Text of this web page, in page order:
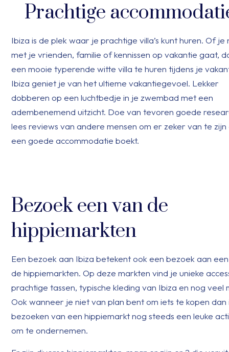
Prachtige
Ibiza is de plek waar je prachtige villa’s kunt huren. Of je
met je vrienden, familie of kennissen op vakantie gaat,
een mooie typerende witte villa te huren tijdens je
Ibiza geniet je van het ultieme vakantiegevoel. Lekker
dobberen op een luchtbedje in je zwembad met een
adembenemend uitzicht. Doe van tevoren goede
lees reviews van andere mensen om er zeker van te
een goede accommodatie boekt.
Bezoek een van de
hippiemarkten
Een bezoek aan Ibiza betekent ook een bezoek aan
de hippiemarkten. Op deze markten vind je unieke
prachtige tassen, typische kleding van Ibiza en nog veel
Ook wanneer je niet van plan bent om iets te kopen dan
bezoeken van een hippiemarkt nog steeds een leuke
om te ondernemen.